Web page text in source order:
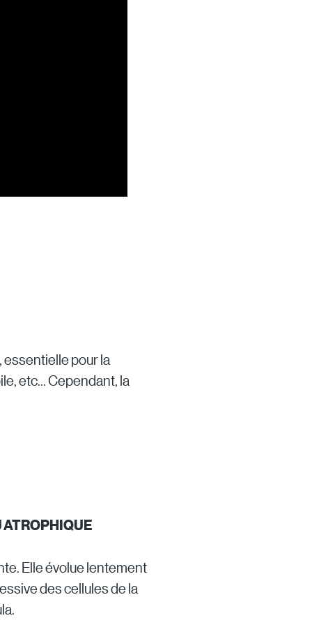
essentielle pour la
etc... Cependant, la
ATROPHIQUE
Elle évolue lentement
des cellules de la